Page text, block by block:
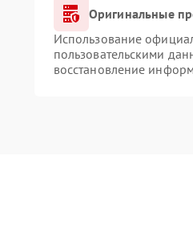
Оригинальные
Использование
пользовательскими
восстановление